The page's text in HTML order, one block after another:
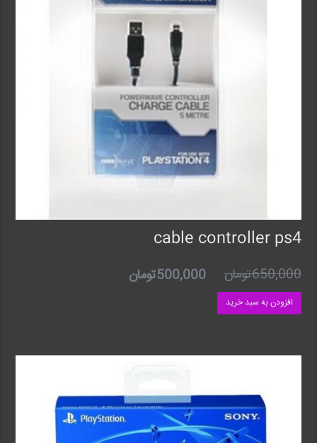
cable controller ps4
650,000تومان 500,000تومان
افزودن به سبد خرید